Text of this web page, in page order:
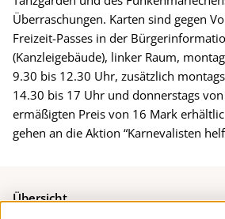
Überraschungen. Karten sind gegen
Freizeit-Passes in der
(Kanzleigebäude), linker Raum,
9.30 bis 12.30 Uhr, zusätzlich
14.30 bis 17 Uhr und donnerstags
ermäßigten Preis von 16 Mark
gehen an die Aktion “Karnevalisten
Übersicht